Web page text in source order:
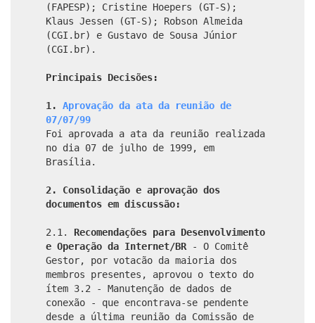
(FAPESP); Cristine Hoepers (GT-S);
Klaus Jessen (GT-S); Robson Almeida
(CGI.br) e Gustavo de Sousa Júnior
(CGI.br).
Principais Decisões:
1. Aprovação da ata da reunião de
07/07/99
Foi aprovada a ata da reunião realizada
no dia 07 de julho de 1999, em
Brasília.
2. Consolidação e aprovação dos
documentos em discussão:
2.1.
Recomendações para Desenvolvimento
e Operação da Internet/BR - O Comitê
Gestor, por votacão da maioria dos
membros presentes, aprovou o texto do
ítem 3.2 - Manutenção de dados de
conexão - que encontrava-se pendente
desde a última reunião da Comissão de